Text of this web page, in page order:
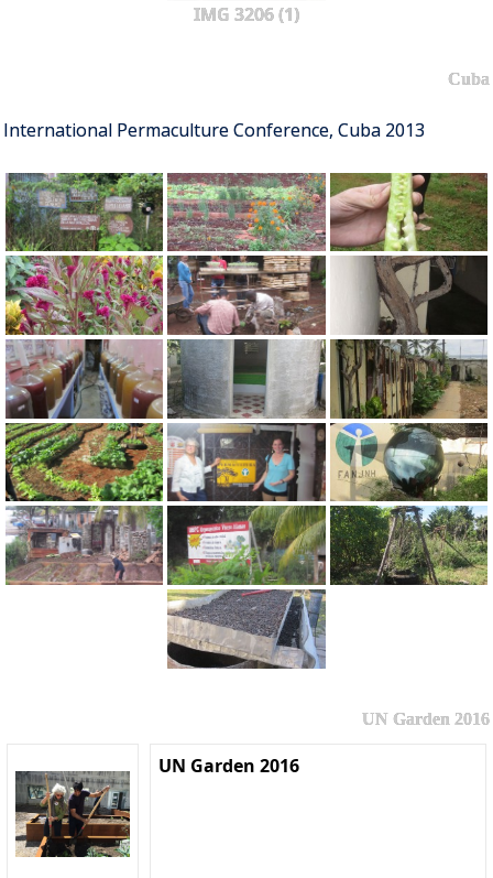
IMG 3206 (1)
Cuba
International Permaculture Conference, Cuba 2013
UN Garden 2016
UN Garden 2016